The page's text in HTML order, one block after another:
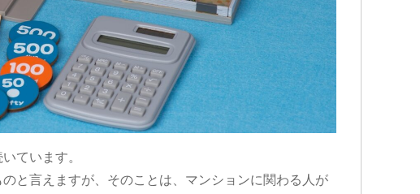
ています。
と言えますが、そのことは、マンションに関わる人が